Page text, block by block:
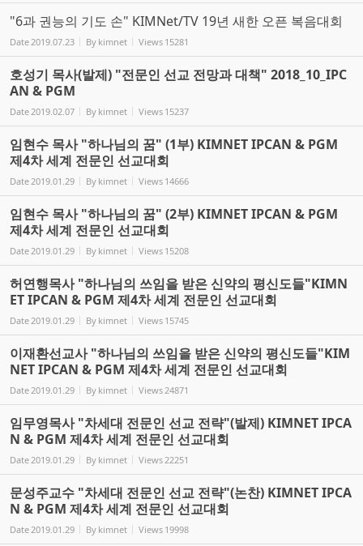
"6과 권능의 기도 손" KIMNet/TV 19년 새한 오픈 복음대회
Date2019.07.23 By kimnet Views 15281
호성기 목사(발제) "전문인 선교 전망과 대책" 2018_10_IPC
AN & PGM
Date2019.02.07 By kimnet Views 15237
임현수 목사 "하나님의 꿈" (1부) KIMNET IPCAN & PGM
제4차 세계 전문인 선교대회
Date2019.01.29 By kimnet Views 14666
임현수 목사 "하나님의 꿈" (2부) KIMNET IPCAN & PGM
제4차 세계 전문인 선교대회
Date2019.01.29 By kimnet Views 15208
허연행목사 "하나님의 쓰임을 받은 신약의 평신도들"KIMN
ET IPCAN & PGM 제4차 세계 전문인 선교대회
Date2019.01.29 By kimnet Views 15745
이재환선교사 "하나님의 쓰임을 받은 신약의 평신도들"KIM
NET IPCAN & PGM 제4차 세계 전문인 선교대회
Date2019.01.29 By kimnet Views24871
임무영목사 "차세대 전문인 선교 전략"(발제) KIMNET IPCA
N & PGM 제4차 세계 전문인 선교대회
Date2019.01.29 By kimnet Views22251
문성주교수 "차세대 전문인 선교 전략"(논찬) KIMNET IPCA
N & PGM 제4차 세계 전문인 선교대회
Date2019.01.29 By kimnet Views 19998